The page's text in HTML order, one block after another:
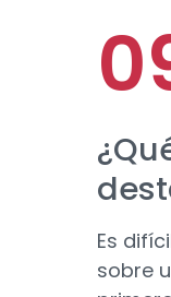
Es
sobre